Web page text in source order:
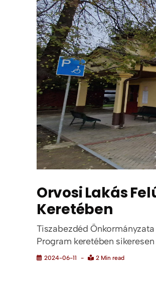
Orvosi Lakás
Keretében
Tiszabezdéd
Program keretében
2024-06-11 2 Min read